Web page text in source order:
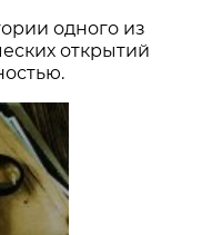
одного из
открытий